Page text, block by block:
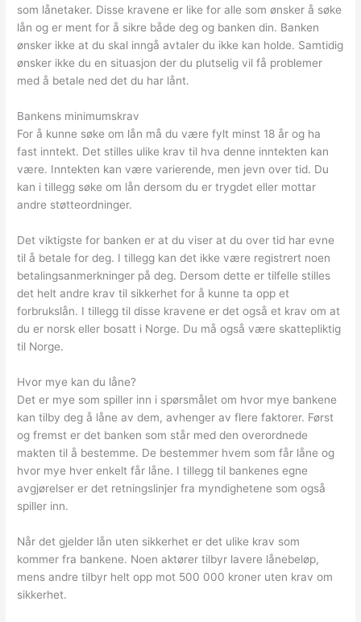
som lånetaker. Disse kravene er like for alle som ønsker å søke
lån og er ment for å sikre både deg og banken din. Banken
ønsker ikke at du skal inngå avtaler du ikke kan holde. Samtidig
ønsker ikke du en situasjon der du plutselig vil få problemer
med å betale ned det du har lånt.
Bankens minimumskrav
For å kunne søke om lån må du være fylt minst 18 år og ha
fast inntekt. Det stilles ulike krav til hva denne inntekten kan
være. Inntekten kan være varierende, men jevn over tid. Du
kan i tillegg søke om lån dersom du er trygdet eller mottar
andre støtteordninger.
Det viktigste for banken er at du viser at du over tid har evne
til å betale for deg. I tillegg kan det ikke være registrert noen
betalingsanmerkninger på deg. Dersom dette er tilfelle stilles
det helt andre krav til sikkerhet for å kunne ta opp et
forbrukslån. I tillegg til disse kravene er det også et krav om at
du er norsk eller bosatt i Norge. Du må også være skattepliktig
til Norge.
Hvor mye kan du låne?
Det er mye som spiller inn i spørsmålet om hvor mye bankene
kan tilby deg å låne av dem, avhenger av flere faktorer. Først
og fremst er det banken som står med den overordnede
makten til å bestemme. De bestemmer hvem som får låne og
hvor mye hver enkelt får låne. I tillegg til bankenes egne
avgjørelser er det retningslinjer fra myndighetene som også
spiller inn.
Når det gjelder lån uten sikkerhet er det ulike krav som
kommer fra bankene. Noen aktører tilbyr lavere lånebeløp,
mens andre tilbyr helt opp mot 500 000 kroner uten krav om
sikkerhet.